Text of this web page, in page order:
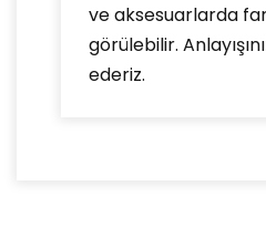
ve aksesuarlarda
görülebilir.
ederiz.